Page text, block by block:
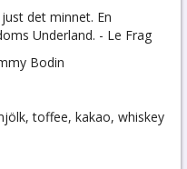
det minnet. En
Underland. - Le Frag
Bodin
toffee, kakao, whiskey